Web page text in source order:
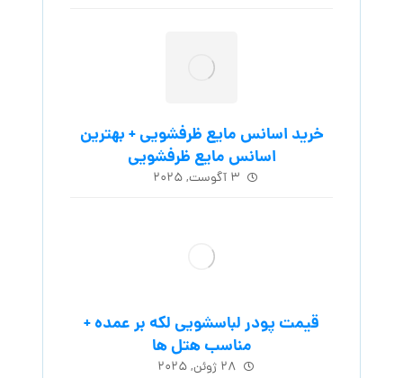
خرید اسانس مایع ظرفشویی + بهترین
اسانس مایع ظرفشویی
۳ آگوست, ۲۰۲۵
قیمت پودر لباسشویی لکه بر عمده +
مناسب هتل ها
۲۸ ژوئن, ۲۰۲۵